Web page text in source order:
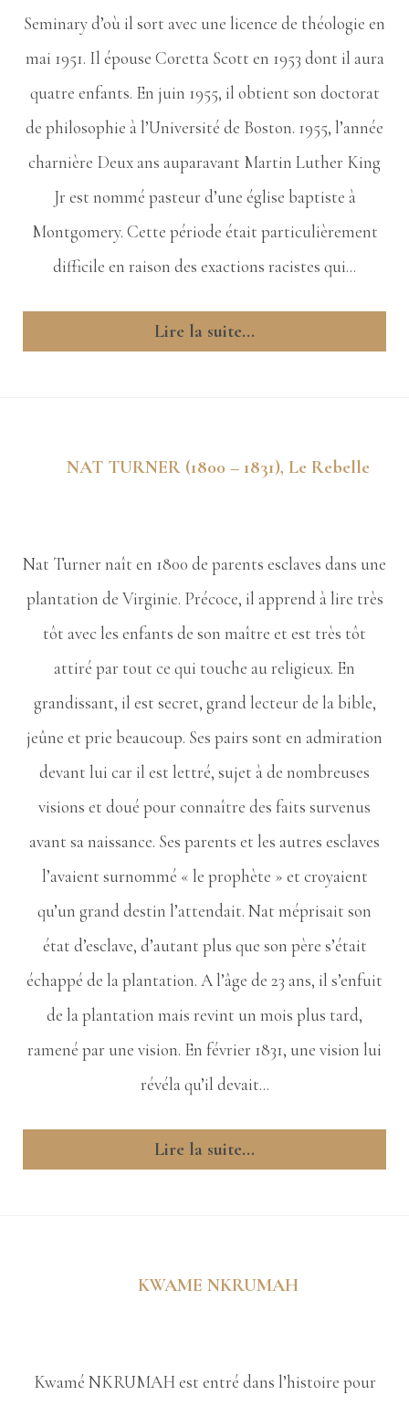
Seminary d’où il sort avec une licence de théologie en
mai 1951. Il épouse Coretta Scott en 1953 dont il aura
quatre enfants. En juin 1955, il obtient son doctorat
de philosophie à l’Université de Boston. 1955, l’année
charnière Deux ans auparavant Martin Luther King
Jr est nommé pasteur d’une église baptiste à
Montgomery. Cette période était particulièrement
difficile en raison des exactions racistes qui...
Lire la suite...
NAT TURNER (1800 – 1831), Le Rebelle
Nat Turner naît en 1800 de parents esclaves dans une
plantation de Virginie. Précoce, il apprend à lire très
tôt avec les enfants de son maître et est très tôt
attiré par tout ce qui touche au religieux. En
grandissant, il est secret, grand lecteur de la bible,
jeûne et prie beaucoup. Ses pairs sont en admiration
devant lui car il est lettré, sujet à de nombreuses
visions et doué pour connaître des faits survenus
avant sa naissance. Ses parents et les autres esclaves
l’avaient surnommé « le prophète » et croyaient
qu’un grand destin l’attendait. Nat méprisait son
état d’esclave, d’autant plus que son père s’était
échappé de la plantation. A l’âge de 23 ans, il s’enfuit
de la plantation mais revint un mois plus tard,
ramené par une vision. En février 1831, une vision lui
révéla qu’il devait...
Lire la suite...
KWAME NKRUMAH
Kwamé NKRUMAH est entré dans l’histoire pour